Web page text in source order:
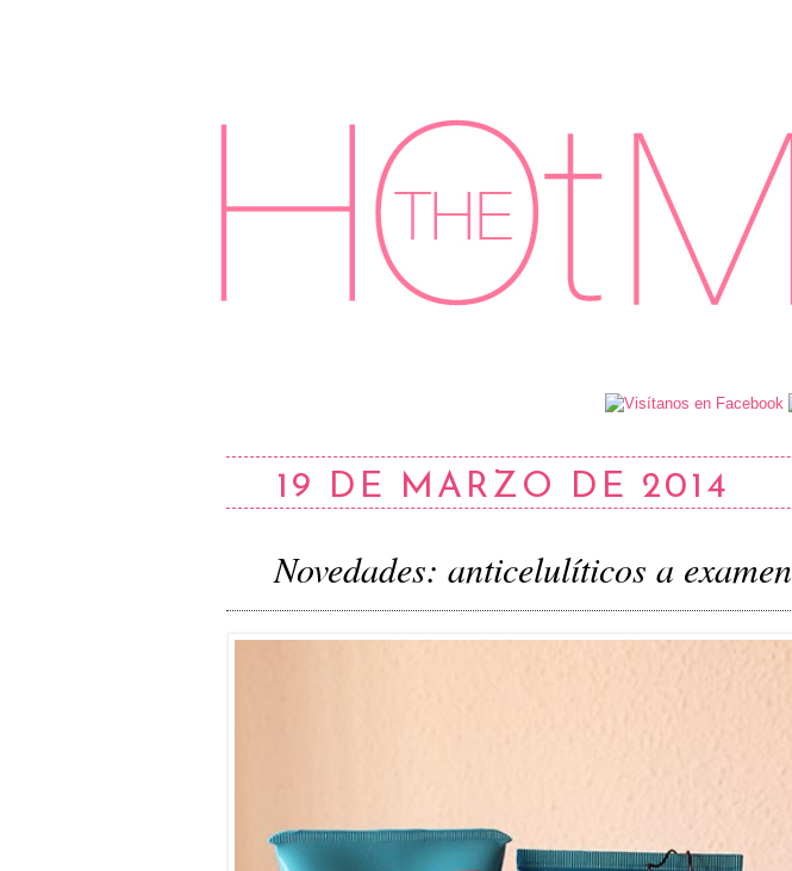
19 DE MARZO DE 2014
Novedades: anticelulíticos a examen